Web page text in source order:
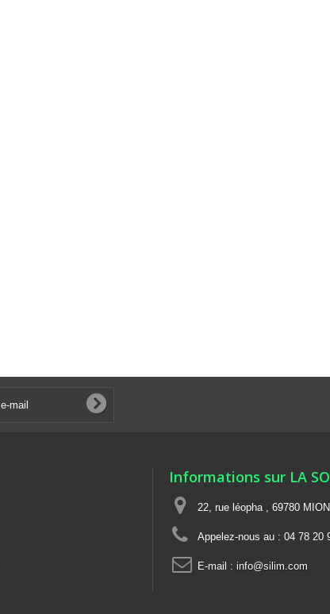
Informations sur LA
22, rue léopha , 69780
Appelez-nous au : 04 78 20
E-mail : info@silim.com